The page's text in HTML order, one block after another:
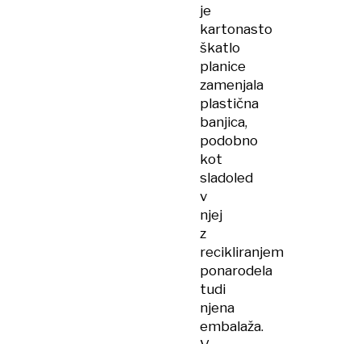
je
kartonasto
škatlo
planice
zamenjala
plastična
banjica,
podobno
kot
sladoled
v
njej
z
recikliranjem
ponarodela
tudi
njena
embalaža.